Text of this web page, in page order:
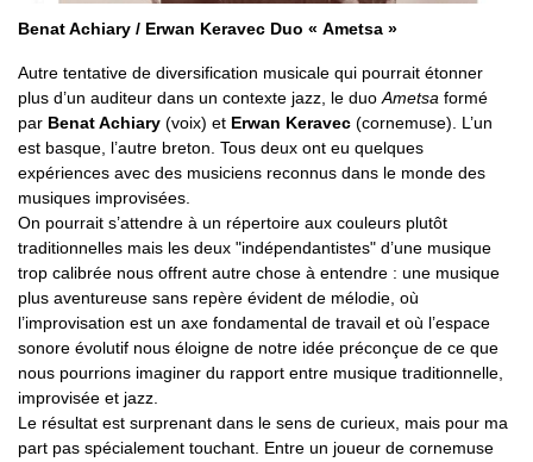
Benat Achiary / Erwan Keravec Duo « Ametsa »
Autre tentative de diversification musicale qui pourrait étonner
plus d’un auditeur dans un contexte jazz, le duo Ametsa formé
par Benat Achiary (voix) et Erwan Keravec (cornemuse). L’un
est basque, l’autre breton. Tous deux ont eu quelques
expériences avec des musiciens reconnus dans le monde des
musiques improvisées.
On pourrait s’attendre à un répertoire aux couleurs plutôt
traditionnelles mais les deux "indépendantistes" d’une musique
trop calibrée nous offrent autre chose à entendre : une musique
plus aventureuse sans repère évident de mélodie, où
l’improvisation est un axe fondamental de travail et où l’espace
sonore évolutif nous éloigne de notre idée préconçue de ce que
nous pourrions imaginer du rapport entre musique traditionnelle,
improvisée et jazz.
Le résultat est surprenant dans le sens de curieux, mais pour ma
part pas spécialement touchant. Entre un joueur de cornemuse